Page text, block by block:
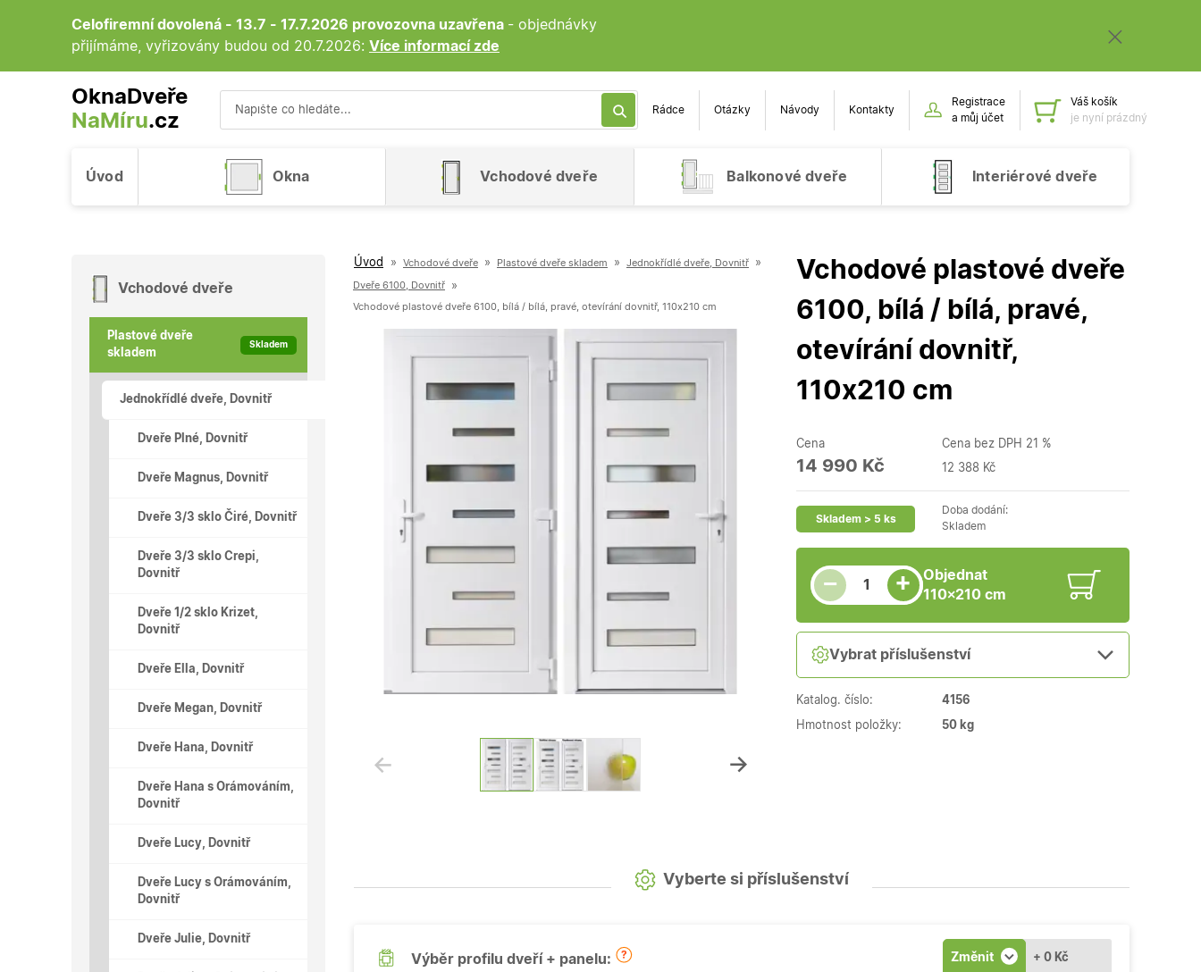
Celofiremní dovolená - 13.7 - 17.7.2026 provozovna uzavřena - objednávky
přijímáme, vyřizovány budou od 20.7.2026: Více informací zde
OknaDveře
NaMíru.cz
Rádce Otázky Návody Kontakty
Registrace
a můj účet
Obsah
Váš košík
je nyní prázdný
Úvod Okna Vchodové dveře Balkonové dveře Interiérové dveře
Úvod » Vchodové dveře » Plastové dveře skladem » Jednokřídlé dveře, Dovnitř »
Dveře 6100, Dovnitř »
Vchodové plastové dveře 6100, bílá / bílá, pravé, otevírání dovnitř, 110x210 cm
Vchodové plastové dveře
6100, bílá / bílá, pravé,
otevírání dovnitř,
110x210 cm
Cena
14 990 Kč
Cena bez DPH 21 %
12 388 Kč
Skladem > 5 ks
Doba dodání:
Skladem
−
Snížit množství
Počet kusů +
Zvýšit množství
Objednat
110×210 cm
Vybrat příslušenství
Katalog. číslo: 4156
Hmotnost položky: 50 kg
Vyberte si příslušenství
Výběr profilu dveří + panelu: Změnit + 0 Kč
Vchodové dveře
Plastové dveře
skladem
Skladem
Jednokřídlé dveře, Dovnitř
Dveře Plné, Dovnitř
Dveře Magnus, Dovnitř
Dveře 3/3 sklo Čiré, Dovnitř
Dveře 3/3 sklo Crepi,
Dovnitř
Dveře 1/2 sklo Krizet,
Dovnitř
Dveře Ella, Dovnitř
Dveře Megan, Dovnitř
Dveře Hana, Dovnitř
Dveře Hana s Orámováním,
Dovnitř
Dveře Lucy, Dovnitř
Dveře Lucy s Orámováním,
Dovnitř
Dveře Julie, Dovnitř